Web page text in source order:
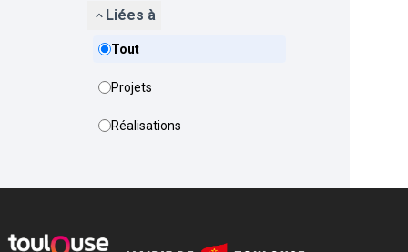
Liées à
Tout
Projets
Réalisations